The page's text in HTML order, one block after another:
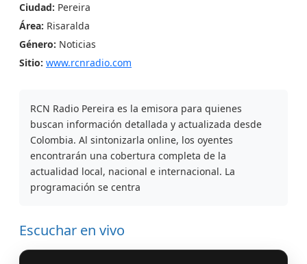
Ciudad: Pereira
Área: Risaralda
Género: Noticias
Sitio: www.rcnradio.com
RCN Radio Pereira es la emisora para quienes
buscan información detallada y actualizada desde
Colombia. Al sintonizarla online, los oyentes
encontrarán una cobertura completa de la
actualidad local, nacional e internacional. La
programación se centra
Escuchar en vivo